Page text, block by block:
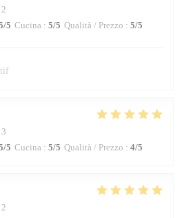
/5 Cucina : 5/5 Qualità / Prezzo : 5/5
/5 Cucina : 5/5 Qualità / Prezzo : 4/5